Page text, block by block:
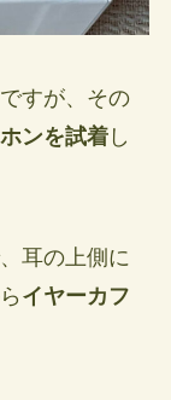
すが、その
ンを試着し
耳の上側に
イヤーカフ